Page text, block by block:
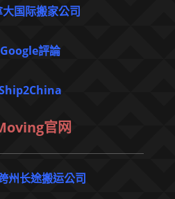
国际搬家公司
評論
官网
州长途搬运公司